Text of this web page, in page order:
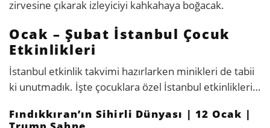
zirvesine çıkarak izleyiciyi kahkahaya boğacak.
Ocak – Şubat İstanbul Çocuk
Etkinlikleri
İstanbul etkinlik takvimi hazırlarken minikleri de tabii
ki unutmadık. İşte çocuklara özel İstanbul etkinlikleri…
Fındıkkıran’ın Sihirli Dünyası | 12 Ocak |